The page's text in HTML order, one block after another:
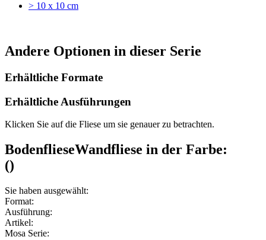
> 10 x 10 cm
Andere Optionen in dieser Serie
Erhältliche Formate
Erhältliche Ausführungen
Klicken Sie auf die Fliese um sie genauer zu betrachten.
BodenflieseWandfliese in der Farbe:
()
Sie haben ausgewählt:
Format:
Ausführung:
Artikel:
Mosa Serie: